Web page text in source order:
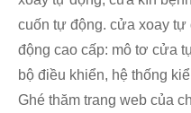
cuốn tự động. cửa xoay
động cao cấp: mô tơ cửa
bộ điều khiển, hệ thống
Ghé thăm trang web của